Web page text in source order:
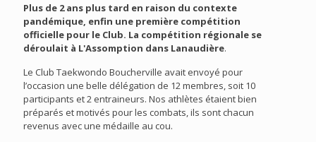
Plus de 2 ans plus tard en raison du contexte
pandémique, enfin une première compétition
officielle pour le Club. La compétition régionale se
déroulait à L'Assomption dans Lanaudière.
Le Club Taekwondo Boucherville avait envoyé pour
l’occasion une belle délégation de 12 membres, soit 10
participants et 2 entraineurs. Nos athlètes étaient bien
préparés et motivés pour les combats, ils sont chacun
revenus avec une médaille au cou.